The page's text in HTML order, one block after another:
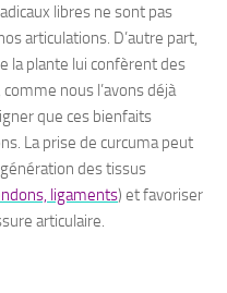
libres ne sont pas
articulations. D’autre part,
la plante lui confèrent des
nous l’avons déjà
que ces bienfaits
La prise de curcuma peut
des tissus
ligaments) et favoriser
articulaire.